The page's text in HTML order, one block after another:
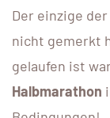
Der einzige
nicht gemerkt
gelaufen ist war
Halbmarathon